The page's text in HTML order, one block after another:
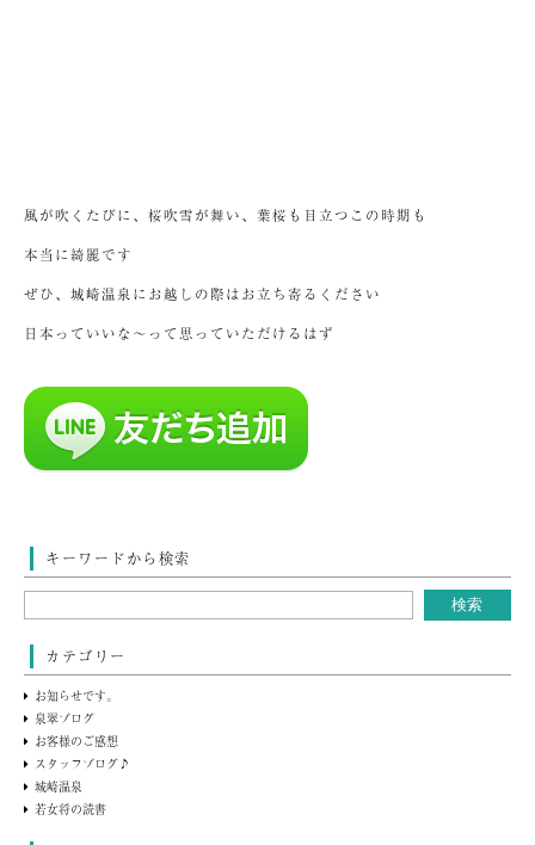
風が吹くたびに、桜吹雪が舞い、葉桜も目立つこの時期も
本当に綺麗です
ぜひ、城崎温泉にお越しの際はお立ち寄るください
日本っていいな～って思っていただけるはず
キーワードから検索
カテゴリー
お知らせです。
泉翠ブログ
お客様のご感想
スタッフブログ♪
城崎温泉
若女将の読書